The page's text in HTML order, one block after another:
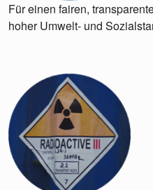
Für einen fairen,
hoher Umwelt- und